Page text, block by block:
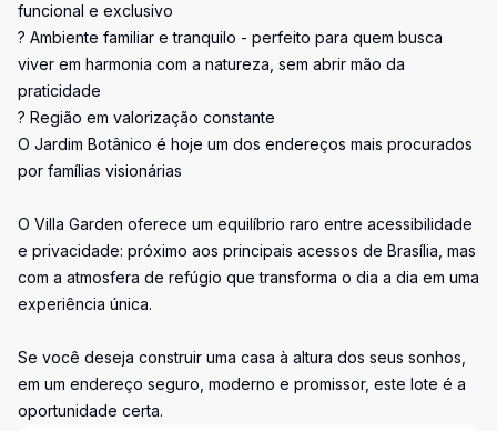
funcional e exclusivo
? Ambiente familiar e tranquilo - perfeito para quem busca
viver em harmonia com a natureza, sem abrir mão da
praticidade
? Região em valorização constante
O Jardim Botânico é hoje um dos endereços mais procurados
por famílias visionárias
O Villa Garden oferece um equilíbrio raro entre acessibilidade
e privacidade: próximo aos principais acessos de Brasília, mas
com a atmosfera de refúgio que transforma o dia a dia em uma
experiência única.
Se você deseja construir uma casa à altura dos seus sonhos,
em um endereço seguro, moderno e promissor, este lote é a
oportunidade certa.